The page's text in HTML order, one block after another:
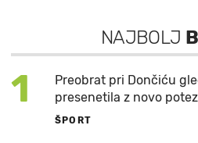
NAJBOLJ
1
Preobrat pri Dončiću
presenetila z novo
ŠPORT